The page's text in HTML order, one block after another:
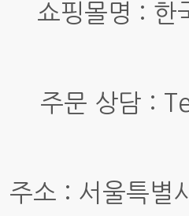
쇼핑몰명 : 한
주문 상담 :
주소 : 서울특별